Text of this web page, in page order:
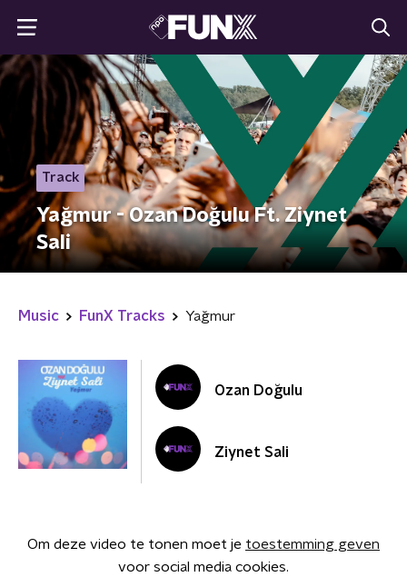
Track
Yağmur - Ozan Doğulu Ft. Ziynet
Sali
Music FunX Tracks Yağmur
Ozan Doğulu
Ziynet Sali
Om deze video te tonen moet je toestemming geven
voor social media cookies.